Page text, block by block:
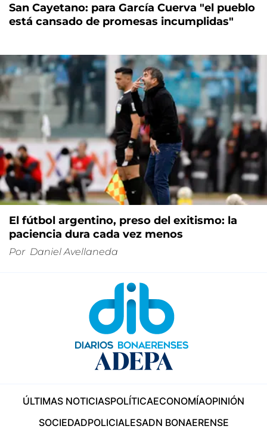
San Cayetano: para García Cuerva "el pueblo
está cansado de promesas incumplidas"
El fútbol argentino, preso del exitismo: la
paciencia dura cada vez menos
Por Daniel Avellaneda
ÚLTIMAS NOTICIASPOLÍTICAECONOMÍAOPINIÓN
SOCIEDADPOLICIALESADN BONAERENSE